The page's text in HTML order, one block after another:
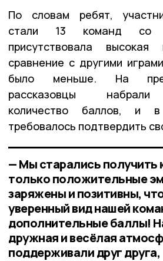
По словам ребят,
стали 13 команд со
присутствовала высокая
сравнение с другими
было меньше. На
рассказовцы набрали
количество баллов, и
требовалось подтвердить
— Мы старались получить
только положительные
заряжены и позитивны,
уверенный вид нашей
дополнительные баллы!
дружная и весёлая
поддерживали друг друга,